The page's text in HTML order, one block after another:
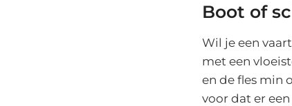
Boot of
Wil je een
met een
en de fles min
voor dat er